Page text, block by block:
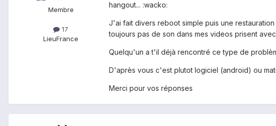
Membre
17
LieuFrance
hangout... :wacko:
J'ai fait divers reboot simple puis une
toujours pas de son dans mes videos prisent
Quelqu'un a t'il déjà rencontré ce type de
D'après vous c'est plutot logiciel (android) ou
Merci pour vos réponses